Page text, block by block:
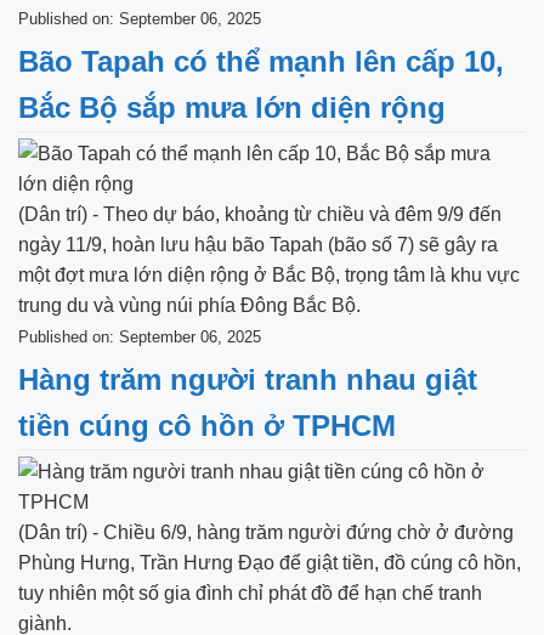
Published on: September 06, 2025
Bão Tapah có thể mạnh lên cấp 10,
Bắc Bộ sắp mưa lớn diện rộng
(Dân trí) - Theo dự báo, khoảng từ chiều và đêm 9/9 đến
ngày 11/9, hoàn lưu hậu bão Tapah (bão số 7) sẽ gây ra
một đợt mưa lớn diện rộng ở Bắc Bộ, trọng tâm là khu vực
trung du và vùng núi phía Đông Bắc Bộ.
Published on: September 06, 2025
Hàng trăm người tranh nhau giật
tiền cúng cô hồn ở TPHCM
(Dân trí) - Chiều 6/9, hàng trăm người đứng chờ ở đường
Phùng Hưng, Trần Hưng Đạo để giật tiền, đồ cúng cô hồn,
tuy nhiên một số gia đình chỉ phát đồ để hạn chế tranh
giành.